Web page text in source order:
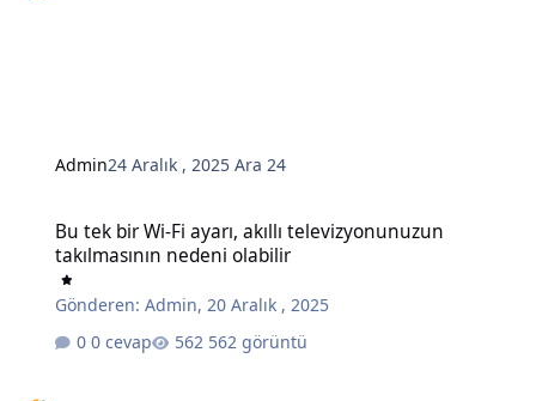
Admin24 Aralık , 2025Ara 24
Bu tek bir Wi-Fi ayarı, akıllı televizyonunuzun
takılmasının nedeni olabilir
Gönderen:Admin,20 Aralık , 2025
0 cevap
562 görüntü